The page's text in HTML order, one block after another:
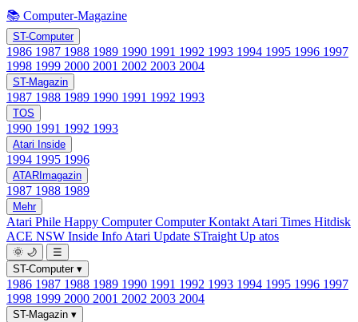
📚 Computer-Magazine
ST-Computer
1986 1987 1988 1989 1990 1991 1992 1993 1994 1995 1996 1997
1998 1999 2000 2001 2002 2003 2004
ST-Magazin
1987 1988 1989 1990 1991 1992 1993
TOS
1990 1991 1992 1993
Atari Inside
1994 1995 1996
ATARImagazin
1987 1988 1989
Mehr
Atari Phile Happy ComputerComputer Kontakt Atari Times Hitdisk
ACE NSW Inside Info Atari Update STraight Up atos
🌞 🌙
☰
ST-Computer ▾
1986 1987 1988 1989 1990 1991 1992 1993 1994 1995 1996 1997
1998 1999 2000 2001 2002 2003 2004
ST-Magazin ▾